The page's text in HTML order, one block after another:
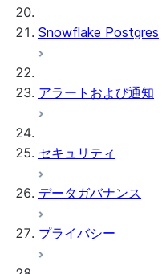
Snowflake Postgres
アラートおよび通知
セキュリティ
データガバナンス
プライバシー